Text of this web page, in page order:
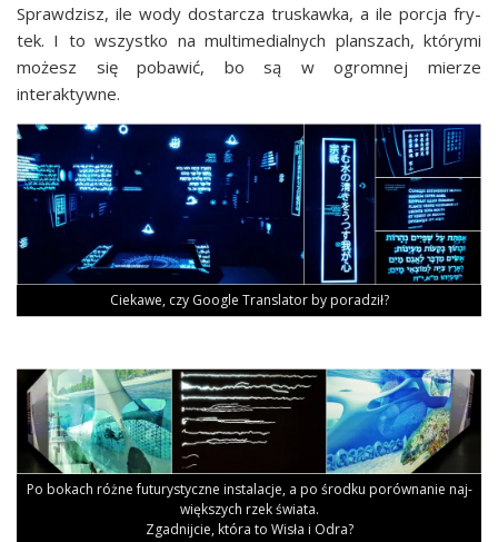
Spraw­dzisz, ile wody dostar­cza tru­skaw­ka, a ile por­cja fry­
tek. I to wszyst­ko na mul­ti­me­dial­nych plan­szach, któ­ry­mi
możesz się poba­wić, bo są w ogrom­nej mie­rze
interaktywne.
Cie­ka­we, czy Google Trans­la­tor by poradził?
Po bokach róż­ne futu­ry­stycz­ne insta­la­cje, a po środ­ku porów­na­nie naj­
więk­szych rzek świa­ta.
Zgad­nij­cie, któ­ra to Wisła i Odra?